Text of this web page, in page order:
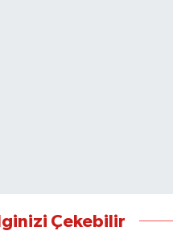
İlginizi Çekebilir